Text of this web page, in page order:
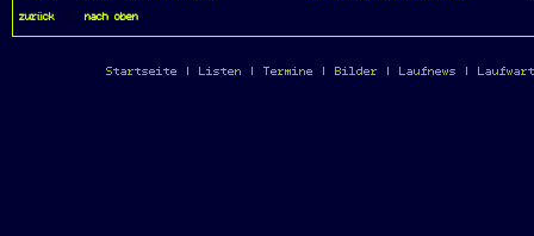
zurück nach oben
Startseite Listen Termine Bilder Laufnews Laufwart